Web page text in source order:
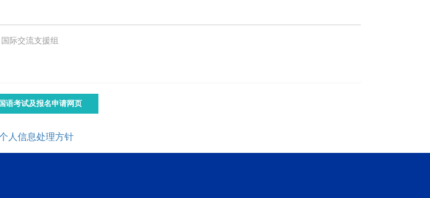
际交流支援组
语考试及报名申请网页
人信息处理方针